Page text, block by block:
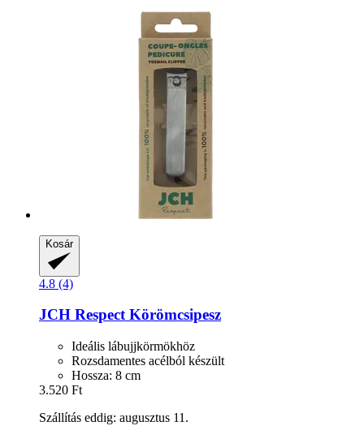
Kosár
4.8 (4)
JCH RespectKörömcsipesz
Ideális lábujjkörmökhöz
Rozsdamentes acélból készült
Hossza: 8 cm
3.520 Ft
Szállítás eddig: augusztus 11.